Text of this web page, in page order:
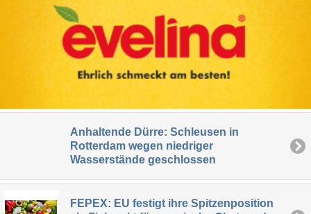
Anhaltende Dürre: Schleusen in
Rotterdam wegen niedriger
Wasserstände geschlossen
FEPEX: EU festigt ihre Spitzenposition